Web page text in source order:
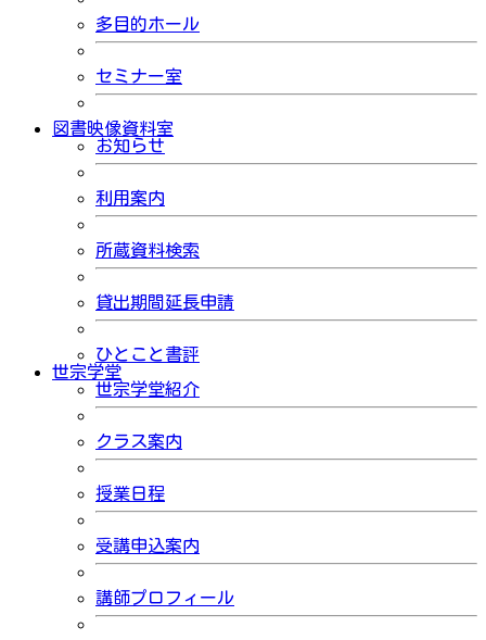
多目的ホール
セミナー室
図書映像資料室
お知らせ
利用案内
所蔵資料検索
貸出期間延長申請
ひとこと書評
世宗学堂
世宗学堂紹介
クラス案内
授業日程
受講申込案内
講師プロフィール